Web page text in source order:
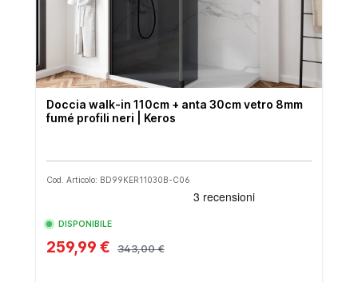
Doccia walk-in 110cm + anta 30cm vetro 8mm
fumé profili neri | Keros
Cod. Articolo: BD99KER11030B-C06
DISPONIBILE
259,99 € 343,00 €